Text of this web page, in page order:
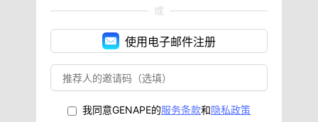
或
使用电子邮件注册
我同意GENAPE的服务条款和隐私政策